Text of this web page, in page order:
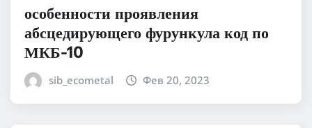
особенности проявления
абсцедирующего фурункула код по
МКБ-10
sib_ecometal Фев 20, 2023